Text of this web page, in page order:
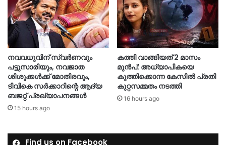
നവവധുവിന് സ്വര്‍ണവും
പട്ടുസാരിയും, നവജാത
ശിശുക്കള്‍ക്ക് മോതിരവും,
ടിവികെ സര്‍ക്കാറിന്റെ ആദ്യ
ബജറ്റ് പ്രഖ്യാപനങ്ങള്‍
15 hours ago
കത്തി വാങ്ങിയത് 2 മാസം
മുൻപ്: അധ്യാപികയെ
കുത്തിക്കൊന്ന കേസിൽ പ്രതി
കുറ്റസമ്മതം നടത്തി
16 hours ago
Find us on Facebook